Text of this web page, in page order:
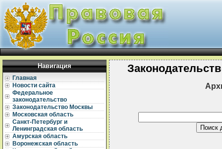
Навигация
Главная
Новости сайта
Федеральное
законодательство
Законодательство Москвы
Московская область
Санкт-Петербург и
Ленинградская область
Амурская область
Воронежская область